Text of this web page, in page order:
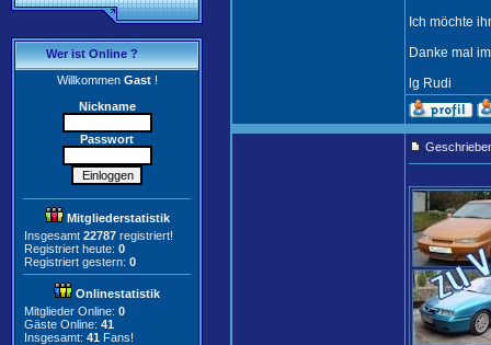
Wer ist Online ?
WillkommenGast!
Nickname
Passwort
Mitgliederstatistik
Insgesamt 22787 registriert!
Registriert heute: 0
Registriert gestern: 0
Onlinestatistik
Mitglieder Online: 0
Gäste Online: 41
Insgesamt: 41 Fans!
Ich möchte
Danke mal
lg Rudi